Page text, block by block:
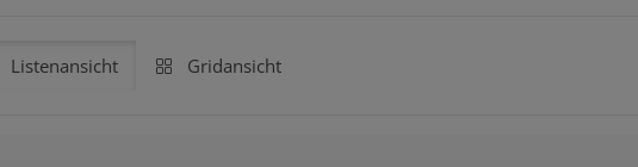
Listenansicht Gridansicht